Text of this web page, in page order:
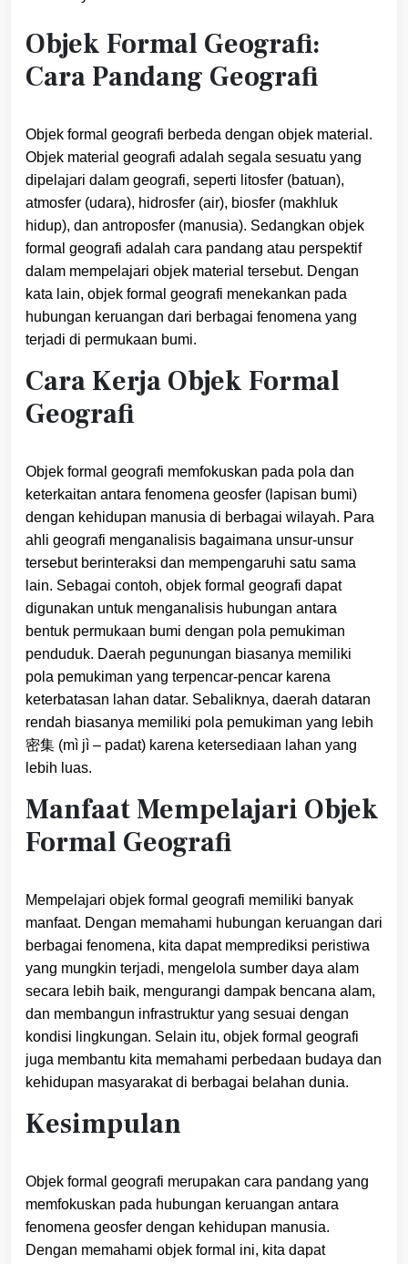
Objek Formal Geografi:
Cara Pandang Geografi
Objek formal geografi berbeda dengan objek material.
Objek material geografi adalah segala sesuatu yang
dipelajari dalam geografi, seperti litosfer (batuan),
atmosfer (udara), hidrosfer (air), biosfer (makhluk
hidup), dan antroposfer (manusia). Sedangkan objek
formal geografi adalah cara pandang atau perspektif
dalam mempelajari objek material tersebut. Dengan
kata lain, objek formal geografi menekankan pada
hubungan keruangan dari berbagai fenomena yang
terjadi di permukaan bumi.
Cara Kerja Objek Formal
Geografi
Objek formal geografi memfokuskan pada pola dan
keterkaitan antara fenomena geosfer (lapisan bumi)
dengan kehidupan manusia di berbagai wilayah. Para
ahli geografi menganalisis bagaimana unsur-unsur
tersebut berinteraksi dan mempengaruhi satu sama
lain. Sebagai contoh, objek formal geografi dapat
digunakan untuk menganalisis hubungan antara
bentuk permukaan bumi dengan pola pemukiman
penduduk. Daerah pegunungan biasanya memiliki
pola pemukiman yang terpencar-pencar karena
keterbatasan lahan datar. Sebaliknya, daerah dataran
rendah biasanya memiliki pola pemukiman yang lebih
密集 (mì jì – padat) karena ketersediaan lahan yang
lebih luas.
Manfaat Mempelajari Objek
Formal Geografi
Mempelajari objek formal geografi memiliki banyak
manfaat. Dengan memahami hubungan keruangan dari
berbagai fenomena, kita dapat memprediksi peristiwa
yang mungkin terjadi, mengelola sumber daya alam
secara lebih baik, mengurangi dampak bencana alam,
dan membangun infrastruktur yang sesuai dengan
kondisi lingkungan. Selain itu, objek formal geografi
juga membantu kita memahami perbedaan budaya dan
kehidupan masyarakat di berbagai belahan dunia.
Kesimpulan
Objek formal geografi merupakan cara pandang yang
memfokuskan pada hubungan keruangan antara
fenomena geosfer dengan kehidupan manusia.
Dengan memahami objek formal ini, kita dapat